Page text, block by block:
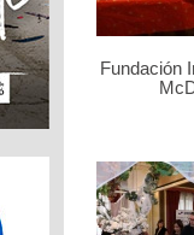
Fundación